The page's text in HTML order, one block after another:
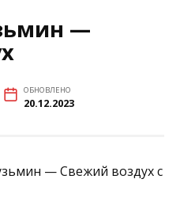
—
ОБНОВЛЕНО
20.12.2023
— Свежий воздух с